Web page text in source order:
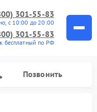
301-55-83
с 10:00 до 20:00
301-55-83
бесплатный по РФ
Позвонить